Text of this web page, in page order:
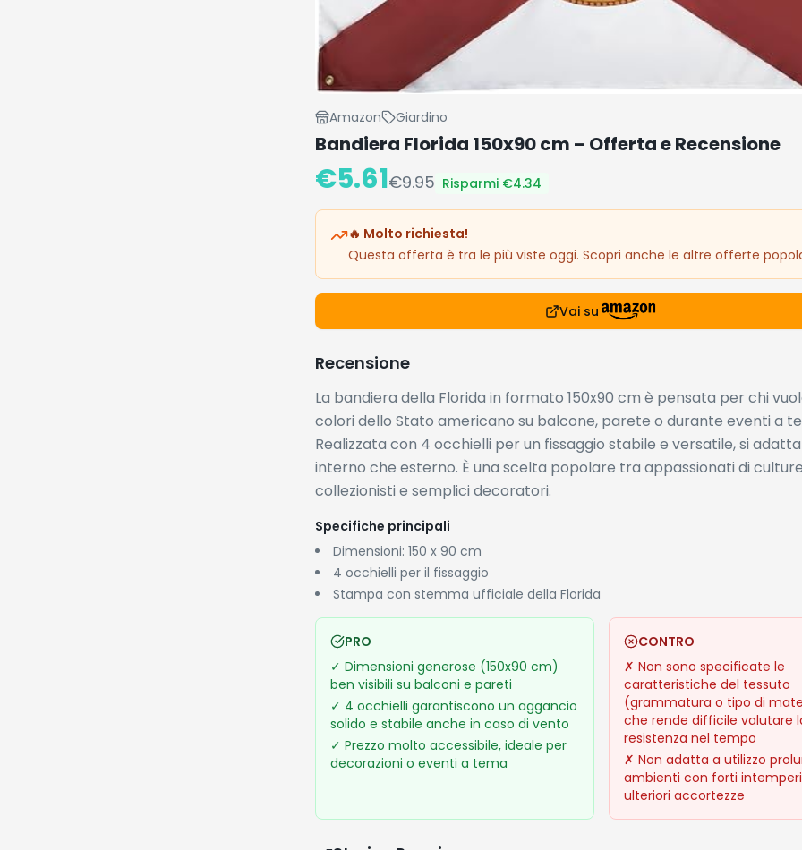
Amazon Giardino
Bandiera Florida 150x90 cm – Offerta e Recensione
€5.61€9.95 Risparmi €4.34
🔥 Molto richiesta!
Questa offerta è tra le più viste oggi. Scopri anche le altre offerte
Vai su
Recensione
La bandiera della Florida in formato 150x90 cm è pensata per chi
colori dello Stato americano su balcone, parete o durante eventi a
Realizzata con 4 occhielli per un fissaggio stabile e versatile, si
interno che esterno. È una scelta popolare tra appassionati di
collezionisti e semplici decoratori.
Specifiche principali
Dimensioni: 150 x 90 cm
4 occhielli per il fissaggio
Stampa con stemma ufficiale della Florida
PRO
✓ Dimensioni generose (150x90 cm)
ben visibili su balconi e pareti
✓ 4 occhielli garantiscono un aggancio
solido e stabile anche in caso di vento
✓ Prezzo molto accessibile, ideale per
decorazioni o eventi a tema
CONTRO
✗ Non sono specificate le
caratteristiche del tessuto
(grammatura o tipo di
che rende difficile valutare
resistenza nel tempo
✗ Non adatta a utilizzo
ambienti con forti
ulteriori accortezze